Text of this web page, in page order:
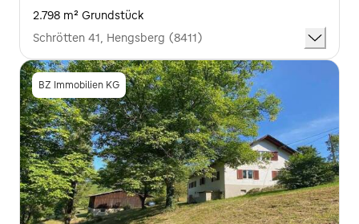
2.798 m² Grundstück
Schrötten 41, Hengsberg (8411)
BZ Immobilien KG